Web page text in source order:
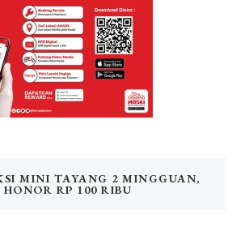
MINI TAYANG 2 MINGGUAN,
HONOR RP 100 RIBU